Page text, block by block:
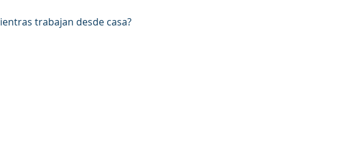
trabajan desde casa?